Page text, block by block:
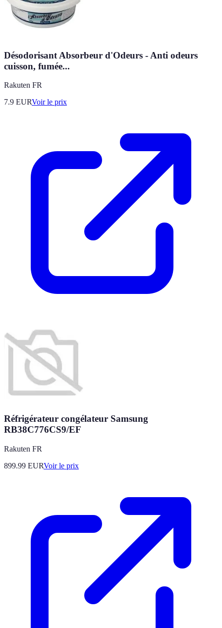
Désodorisant Absorbeur d'Odeurs - Anti odeurs
cuisson, fumée...
Rakuten FR
7.9 EURVoir le prix
Réfrigérateur congélateur Samsung
RB38C776CS9/EF
Rakuten FR
899.99 EURVoir le prix